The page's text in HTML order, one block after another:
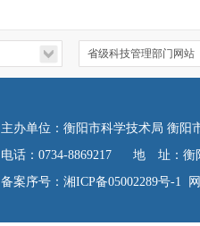
主办单位：衡阳市科学技术局 衡
电话：0734-8869217 地 址：衡
备案序号：湘ICP备05002289号-1